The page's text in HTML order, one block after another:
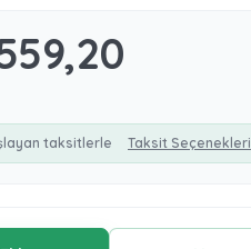
taksitlerle Taksit Seçenekleri